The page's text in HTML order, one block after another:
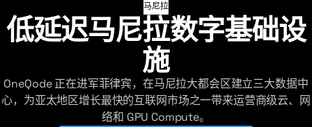
马尼拉
低延迟马尼拉数字基础设
施
OneQode 正在进军菲律宾，在马尼拉大都会区建立三大数据中
心，为亚太地区增长最快的互联网市场之一带来运营商级云、网
络和 GPU Compute。